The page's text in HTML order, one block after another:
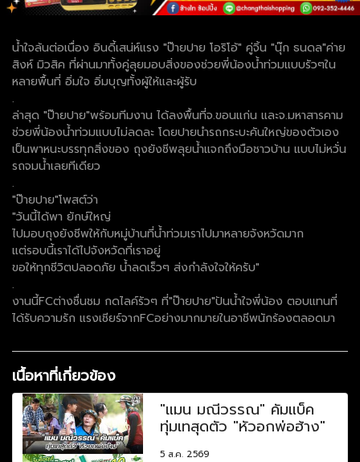
น้ำใจล้นต่อเนื่อง อินดี้เสน่ห์แรง "ป๊ายปาย โอริโอ้" คู่จิ้น "นุ๊ก ธนดล"ค่าย
สิงห์ มิวสิค ที่ผ่านมาทั้งคู่ลุยมอบสิ่งของช่วยพี่น้องน้ำท่วมแบบรัวๆใน
หลายพื้นที่ อิ่มใจ อิ่มบุญทั้งผู้ให้และผู้รับ
.
ล่าสุด "ป๊ายปาย"พร้อมทีมงาน ได้ลงพื้นที่จ.ขอนแก่น และจ.มหาสารคาม
ช่วยพี่น้องน้ำท่วมแบบไม่ลดละ โดยปายนำรถกระบะคันใหญ่ของตัวเอง
เป็นพาหนะบรรทุกสิ่งของ ถุงยังชีพลุยน้ำแจกถึงมือชาวบ้าน แบบไม่หวั่น
รถจมน้ำเลยทีเดียว
.
"ป๊ายปาย"โพสต์ว่า
"วันนี้ได้พา ยักษ์ใหญ่
ไปมอบถุงยังชีพให้กับหมู่บ้านที่น้ำท่วมเราไปมาหลายจังหวัดมาก
แต่รอบนี้เราได้ไปจังหวัดที่เราอยู่
ขอให้ทุกชีวิตปลอดภัย น้ำลดเร็วๆ ส่งกำลังใจให้ครับ"
.
งานนี้FCต่างชื่นชม กดไลค์รัวๆ ที่"ป๊ายปาย"ปันน้ำใจพี่น้อง ตอบแทนที่
ได้รับความรัก แรงเชียร์จากFCอย่างมากมายในอาชีพนักร้องตลอดมา
เนื้อหาที่เกี่ยวข้อง
"แมน มณีวรรณ" คัมแบ็ค
ทุ่มเทสุดตัว "หัวอกพ่อฮ้าง"
5 ส.ค. 2569